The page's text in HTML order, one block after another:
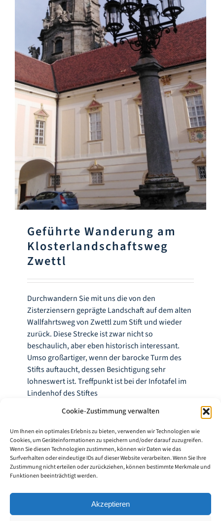
Cookie-Zustimmung verwalten
Um Ihnen ein optimales Erlebnis zu bieten, verwenden wir Technologien wie
Cookies, um Geräteinformationen zu speichern und/oder darauf zuzugreifen.
Wenn Sie diesen Technologien zustimmen, können wir Daten wie das
Surfverhalten oder eindeutige IDs auf dieser Website verarbeiten. Wenn Sie Ihre
Zustimmung nicht erteilen oder zurückziehen, können bestimmte Merkmale und
Funktionen beeinträchtigt werden.
Akzeptieren
Infozentrum
Downloads
Lernort
Kulinarik
Leichte Sprache
Deutsch
Geführte Wanderung am
Klosterlandschaftsweg
Zwettl
Durchwandern Sie mit uns die von den
Zisterziensern geprägte Landschaft auf dem alten
Wallfahrtsweg von Zwettl zum Stift und wieder
zurück. Diese Strecke ist zwar nicht so
beschaulich, aber eben historisch interessant.
Umso großartiger, wenn der barocke Turm des
Stifts auftaucht, dessen Besichtigung sehr
lohneswert ist. Treffpunkt ist bei der Infotafel im
Lindenhof des Stiftes
Weiterlesen